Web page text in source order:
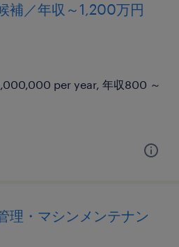
補／年収～1,200万円
per year, 年収800 ～
理・マシンメンテナン